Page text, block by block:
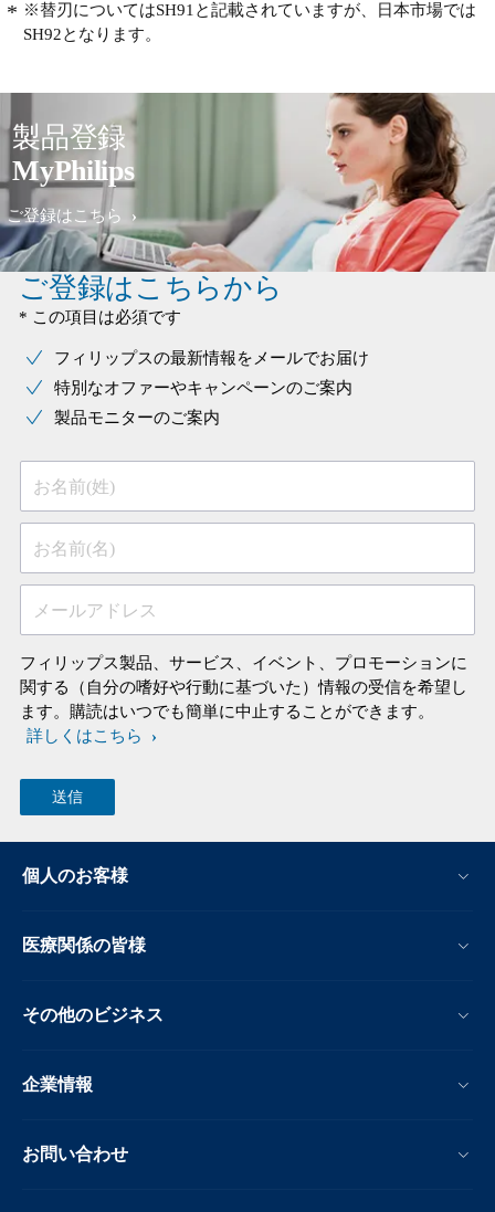
※替刃についてはSH91と記載されていますが、日本市場では
SH92となります。
製品登録
MyPhilips
ご登録はこちら
ご登録はこちらから
* この項目は必須です
フィリップスの最新情報をメールでお届け
特別なオファーやキャンペーンのご案内
製品モニターのご案内
お名前(姓)
お名前(名)
メールアドレス
フィリップス製品、サービス、イベント、プロモーションに
関する（自分の嗜好や行動に基づいた）情報の受信を希望し
ます。購読はいつでも簡単に中止することができます。
詳しくはこちら
個人のお客様
医療関係の皆様
その他のビジネス
企業情報
お問い合わせ